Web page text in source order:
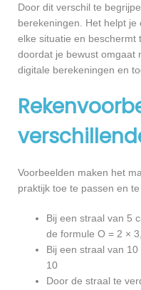
Door dit verschil te
berekeningen. Het helpt
elke situatie en beschermt
doordat je bewust omgaat
digitale berekeningen en
Voorbeelden maken het
praktijk toe te passen en te
Bij een straal van 5
de formule O = 2 ×
Bij een straal van
10
Door de straal te